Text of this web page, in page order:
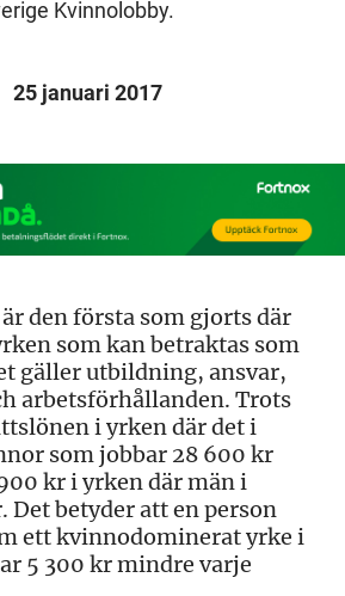
Kvinnolobby.
25 januari 2017
den första som gjorts där
som kan betraktas som
gäller utbildning, ansvar,
arbetsförhållanden. Trots
i yrken där det i
som jobbar 28 600 kr
kr i yrken där män i
betyder att en person
ett kvinnodominerat yrke i
5 300 kr mindre varje